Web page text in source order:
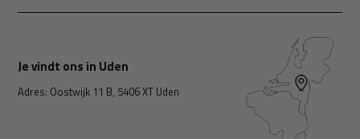
Je vindt ons in Uden
Adres: Oostwijk 11 B, 5406 XT Uden